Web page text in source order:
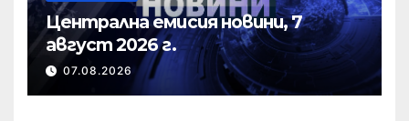
Централна емисия новини, 7
август 2026 г.
07.08.2026